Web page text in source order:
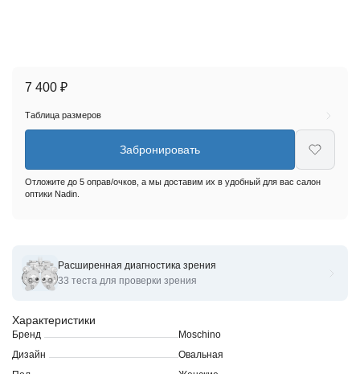
Оправы для очков корригирующих Moschino ML 003
Характеристики
Бренд
Moschino
Дизайн
Овальная
7 400 ₽
Таблица размеров
Забронировать
Отложите до 5 оправ/очков, а мы доставим их в удобный для вас салон
оптики Nadin.
Расширенная диагностика зрения
33 теста для проверки зрения